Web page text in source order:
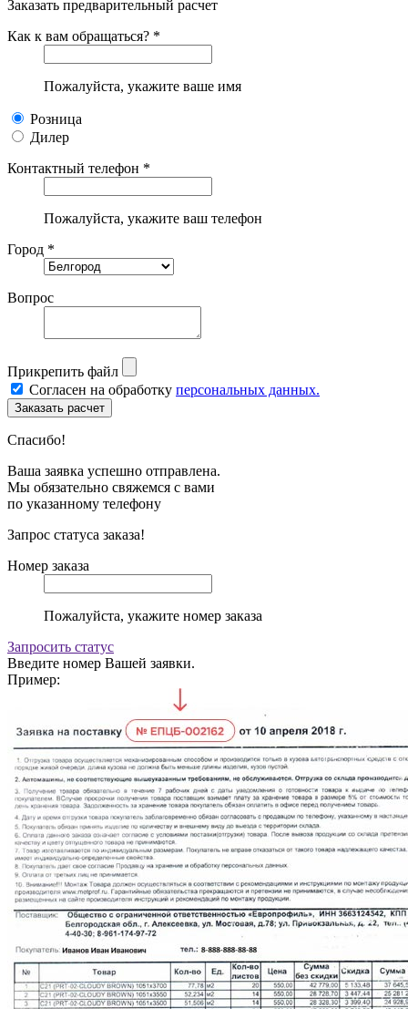
Заказать предварительный расчет
Как к вам обращаться? *
Пожалуйста, укажите ваше имя
Розница
Дилер
Контактный телефон *
Пожалуйста, укажите ваш телефон
Город *
Вопрос
Прикрепить файл
Согласен на обработку персональных данных.
Спасибо!
Ваша заявка успешно отправлена.
Мы обязательно свяжемся с вами
по указанному телефону
Запрос статуса заказа!
Номер заказа
Пожалуйста, укажите номер заказа
Запросить статус
Введите номер Вашей заявки.
Пример: